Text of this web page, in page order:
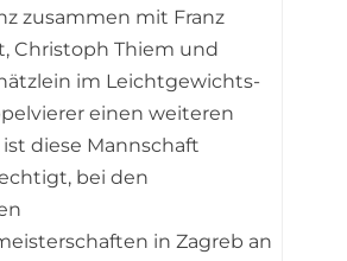
zusammen mit Franz
Christoph Thiem und
im Leichtgewichts-
einen weiteren
diese Mannschaft
bei den
in Zagreb an